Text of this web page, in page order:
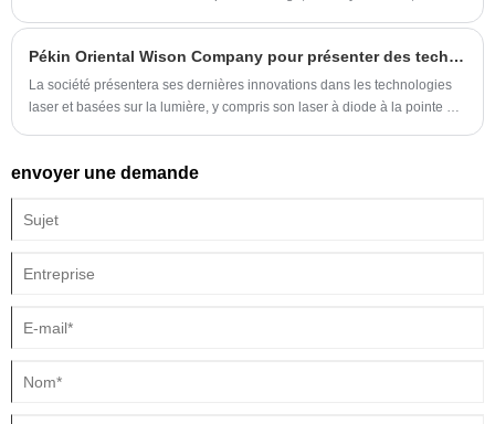
Pékin Oriental Wison Company pour présenter des technologies laser de pointe à Dubaiderma 2025 - Booth 2B12
La société présentera ses dernières innovations dans les technologies
laser et basées sur la lumière, y compris son laser à diode à la pointe de
l'avenir des traitements esthétiques et dermatologiques sera pleinement
envoyer une demande